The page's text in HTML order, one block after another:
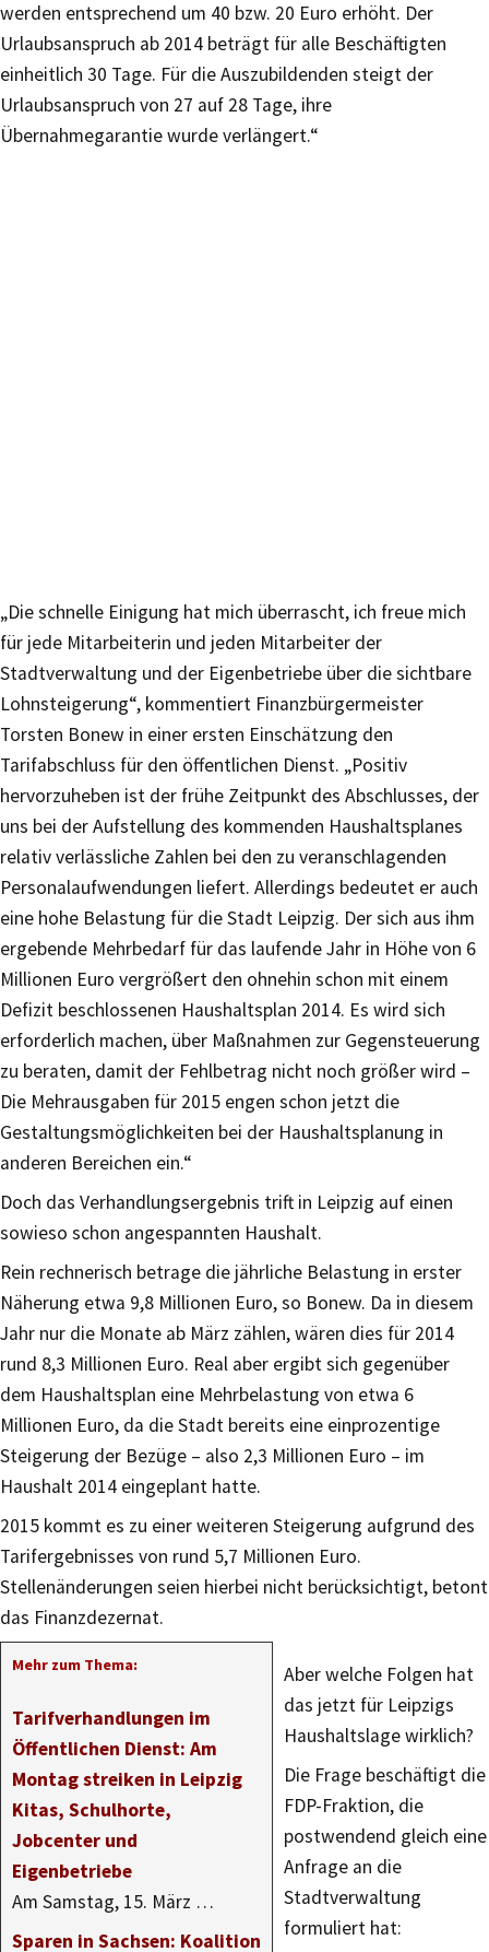
werden entsprechend um 40 bzw. 20 Euro erhöht. Der
Urlaubsanspruch ab 2014 beträgt für alle Beschäftigten
einheitlich 30 Tage. Für die Auszubildenden steigt der
Urlaubsanspruch von 27 auf 28 Tage, ihre
Übernahmegarantie wurde verlängert.“
„Die schnelle Einigung hat mich überrascht, ich freue mich
für jede Mitarbeiterin und jeden Mitarbeiter der
Stadtverwaltung und der Eigenbetriebe über die sichtbare
Lohnsteigerung“, kommentiert Finanzbürgermeister
Torsten Bonew in einer ersten Einschätzung den
Tarifabschluss für den öffentlichen Dienst. „Positiv
hervorzuheben ist der frühe Zeitpunkt des Abschlusses, der
uns bei der Aufstellung des kommenden Haushaltsplanes
relativ verlässliche Zahlen bei den zu veranschlagenden
Personalaufwendungen liefert. Allerdings bedeutet er auch
eine hohe Belastung für die Stadt Leipzig. Der sich aus ihm
ergebende Mehrbedarf für das laufende Jahr in Höhe von 6
Millionen Euro vergrößert den ohnehin schon mit einem
Defizit beschlossenen Haushaltsplan 2014. Es wird sich
erforderlich machen, über Maßnahmen zur Gegensteuerung
zu beraten, damit der Fehlbetrag nicht noch größer wird –
Die Mehrausgaben für 2015 engen schon jetzt die
Gestaltungsmöglichkeiten bei der Haushaltsplanung in
anderen Bereichen ein.“
Doch das Verhandlungsergebnis trift in Leipzig auf einen
sowieso schon angespannten Haushalt.
Rein rechnerisch betrage die jährliche Belastung in erster
Näherung etwa 9,8 Millionen Euro, so Bonew. Da in diesem
Jahr nur die Monate ab März zählen, wären dies für 2014
rund 8,3 Millionen Euro. Real aber ergibt sich gegenüber
dem Haushaltsplan eine Mehrbelastung von etwa 6
Millionen Euro, da die Stadt bereits eine einprozentige
Steigerung der Bezüge – also 2,3 Millionen Euro – im
Haushalt 2014 eingeplant hatte.
2015 kommt es zu einer weiteren Steigerung aufgrund des
Tarifergebnisses von rund 5,7 Millionen Euro.
Stellenänderungen seien hierbei nicht berücksichtigt, betont
das Finanzdezernat.
Mehr zum Thema:
Tarifverhandlungen im
Öffentlichen Dienst: Am
Montag streiken in Leipzig
Kitas, Schulhorte,
Jobcenter und
Eigenbetriebe
Am Samstag, 15. März …
Sparen in Sachsen: Koalition
Aber welche Folgen hat
das jetzt für Leipzigs
Haushaltslage wirklich?
Die Frage beschäftigt die
FDP-Fraktion, die
postwendend gleich eine
Anfrage an die
Stadtverwaltung
formuliert hat: